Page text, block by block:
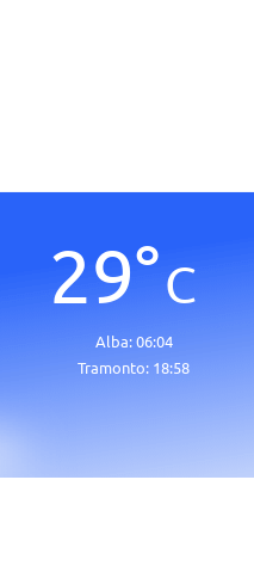
29°C
Alba:06:04
Tramonto: 18:58